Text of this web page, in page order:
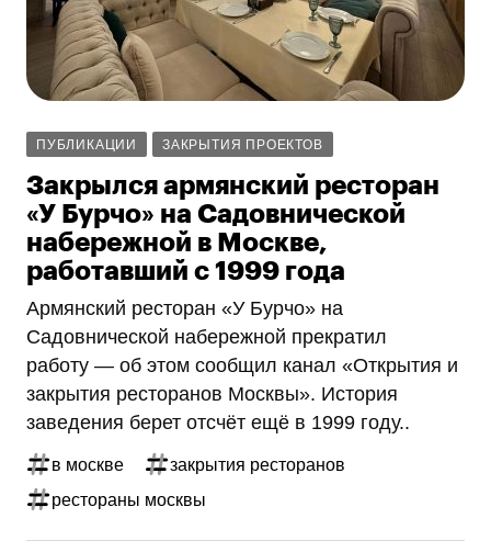
ПУБЛИКАЦИИ ЗАКРЫТИЯ ПРОЕКТОВ
Закрылся армянский ресторан
«У Бурчо» на Садовнической
набережной в Москве,
работавший с 1999 года
Армянский ресторан «У Бурчо» на
Садовнической набережной прекратил
работу — об этом сообщил канал «Открытия и
закрытия ресторанов Москвы». История
заведения берет отсчёт ещё в 1999 году..
в москве
закрытия ресторанов
рестораны москвы